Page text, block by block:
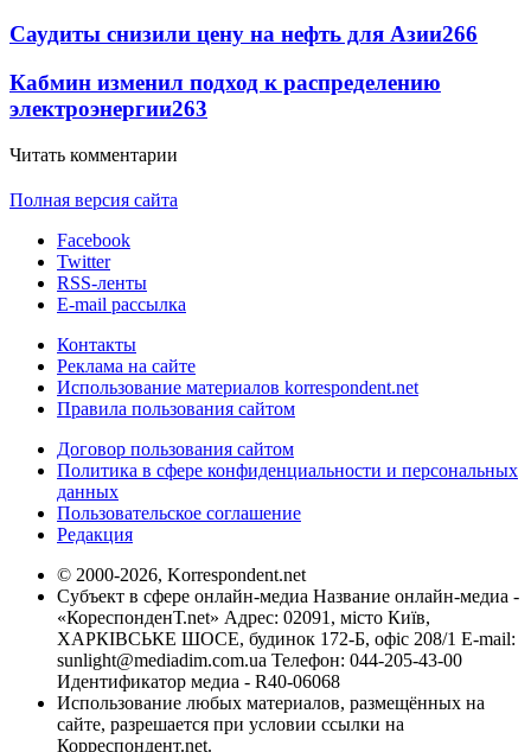
Саудиты снизили цену на нефть для Азии266
Кабмин изменил подход к распределению
электроэнергии263
Читать комментарии
Полная версия сайта
Facebook
Twitter
RSS-ленты
E-mail рассылка
Контакты
Реклама на сайте
Использование материалов korrespondent.net
Правила пользования сайтом
Договор пользования сайтом
Политика в сфере конфиденциальности и персональных
данных
Пользовательское соглашение
Редакция
© 2000-2026, Korrespondent.net
Субъект в сфере онлайн-медиа Название онлайн-медиа -
«КореспонденТ.net» Адрес: 02091, місто Київ,
ХАРКІВСЬКЕ ШОСЕ, будинок 172-Б, офіс 208/1 E-mail:
sunlight@mediadim.com.ua Телефон: 044-205-43-00
Идентификатор медиа - R40-06068
Использование любых материалов, размещённых на
сайте, разрешается при условии ссылки на
Корреспондент.net.